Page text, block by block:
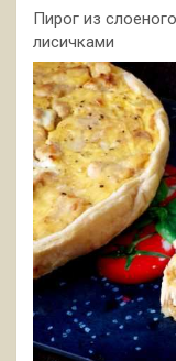
Пирог из
лисичками